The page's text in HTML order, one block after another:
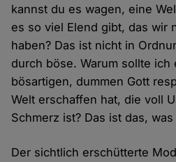
kannst du es wagen, eine
es so viel Elend gibt, das wir
haben? Das ist nicht in
durch böse. Warum sollte ich
bösartigen, dummen Gott
Welt erschaffen hat, die voll
Schmerz ist? Das ist das,
Der sichtlich erschütterte